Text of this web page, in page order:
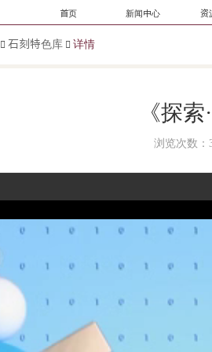
首页 新闻中心 资
石刻特色库 详情
《探
浏览次数：